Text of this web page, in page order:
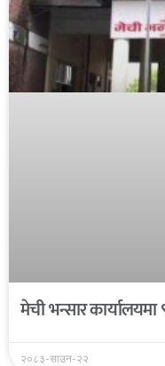
मेची भन्सार
२०८३-साउन-२२